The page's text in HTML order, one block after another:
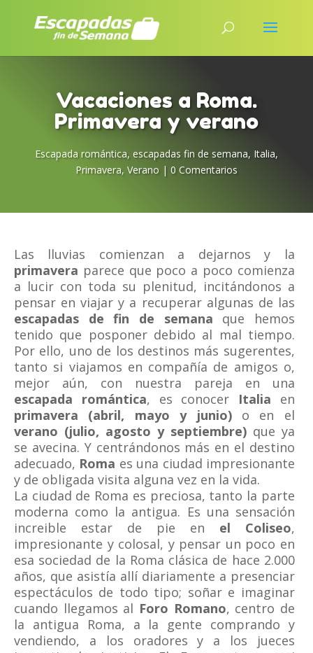
Vacaciones a Roma.
Primavera y verano
Escapada romántica, escapadas fin de semana, Italia,
Primavera, Verano | 0 Comentarios
Las lluvias comienzan a dejarnos y la
primavera parece que poco a poco comienza
a lucir con toda su plenitud, incitándonos a
pensar en viajar y a recuperar algunas de las
escapadas de fin de semana que hemos
tenido que posponer debido al mal tiempo.
Por ello, uno de los destinos más sugerentes,
tanto si viajamos en compañía de amigos o,
mejor aún, con nuestra pareja en una
escapada romántica, es conocer Italia en
primavera (abril, mayo y junio)o en el
verano (julio, agosto y septiembre)que ya
se avecina. Y centrándonos más en el destino
adecuado, Roma es una ciudad impresionante
y de obligada visita alguna vez en la vida.
La ciudad de Roma es preciosa, tanto la parte
moderna como la antigua. Es una sensación
increible estar de pie en el Coliseo,
impresionante y colosal, y pensar un poco en
esa sociedad de la Roma clásica de hace 2.000
años, que asistía allí diariamente a presenciar
espectáculos de todo tipo; soñar e imaginar
cuando llegamos al Foro Romano, centro de
la antigua Roma, a la gente comprando y
vendiendo, a los oradores y a los jueces